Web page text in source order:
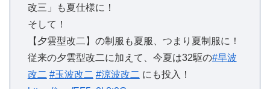
改三」も夏仕様に！
そして！
【夕雲型改二】の制服も夏服、つまり夏制服に！
従来の夕雲型改二に加えて、今夏は32駆の#早波
改二 #玉波改二 #涼波改二 にも投入！